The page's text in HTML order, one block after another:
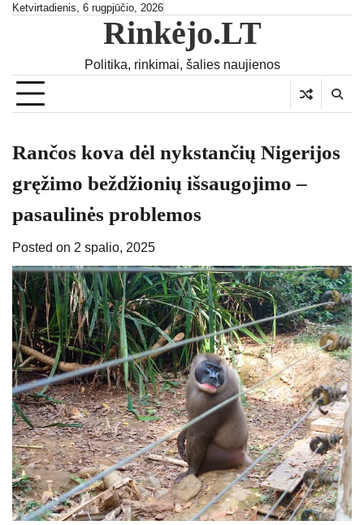
SkipKetvirtadienis, 6 rugpjūčio, 2026
Rinkėjo.LT
Politika, rinkimai, šalies naujienos
Rančos kova dėl nykstančių Nigerijos
gręžimo beždžionių išsaugojimo –
pasaulinės problemos
Posted on 2 spalio, 2025